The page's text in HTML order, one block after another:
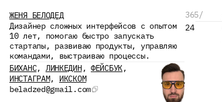
ЖЕНЯ БЕЛОДЕД
Дизайнер сложных интерфейсов с опытом
10 лет, помогаю быстро запускать
стартапы, развиваю продукты, управляю
командами, выстраиваю процессы.
БИХАНС, ЛИНКЕДИН, ФЕЙСБУК
ИНСТАГРАМ, ИКСКОМ
beladzed@gmail.com
365/
24